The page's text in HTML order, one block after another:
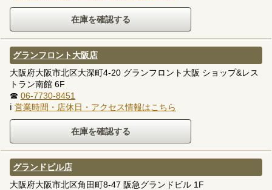
グランフロント大阪店
大阪府大阪市北区大深町4-20 グランフロント大阪 ショップ&レス
トラン南館 6F
☎ 06-7730-8451
ℹ 営業時間・店休日・アクセス情報はこちら
グランドビル店
大阪府大阪市北区角田町8-47 阪急グランドビル 1F